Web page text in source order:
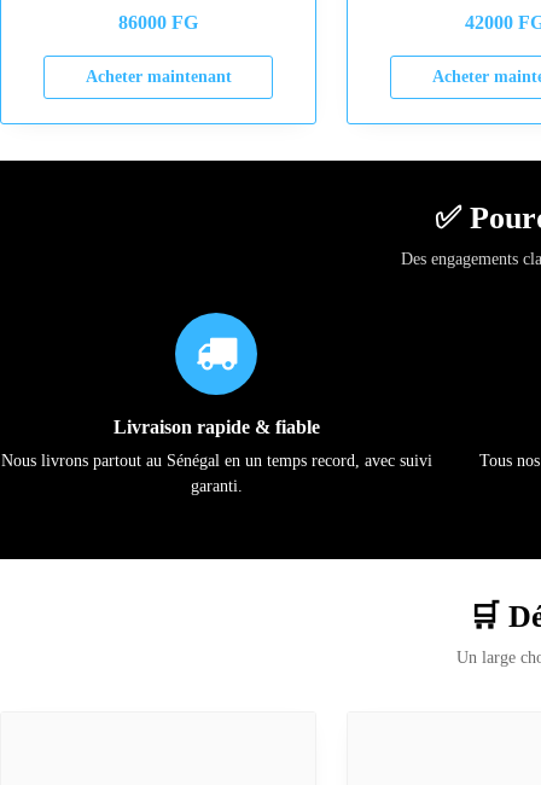
86000 FG
Acheter maintenant
42000
Acheter
✅
Des engagements
Livraison rapide & fiable
Nous livrons partout au Sénégal en un temps record, avec suivi
garanti.
Tous
🛒
Un large